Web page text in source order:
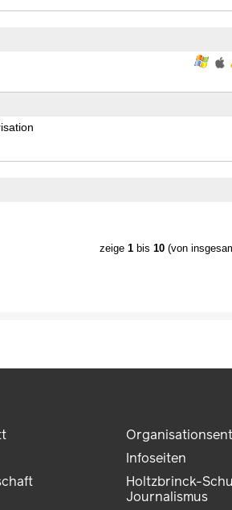
zeige 1bis 10(von
Infoseiten
Holtzbrinck-
Journalismus